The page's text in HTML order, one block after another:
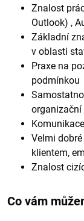
Znalost
Outlook) ,
Základní
v oblasti
Praxe na
podmínkou
Velmi
klientem,
Znalost
Co vám